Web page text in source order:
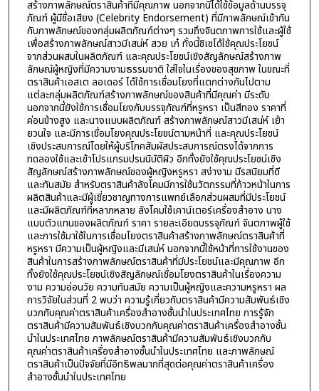
สร้างภาพลักษณ์ตราสินค้าที่มีคุณภาพ นอกจากนี้ได้ใช้ข้อมูลด้านบรรจุ
ภัณฑ์ ผู้มีชื่อเสียง (Celebrity Endorsement) ที่มีภาพลักษณ์เข้ากัน
กับภาพลักษณ์ของกลุ่มผลิตภัณฑ์ต่างๆ รวมถึงจินตภาพการใช้และผู้ใช้
เพื่อสร้างภาพลักษณ์สาวมีเสน่ห์ สวย เก๋ ทั้งนี้ชิเซโด้ใช้คุณประโยชน์
จากส่วนผสมในผลิตภัณฑ์ และคุณประโยชน์เชิงสัญลักษณ์สร้างภาพ
ลักษณ์ผู้หญิงที่มีความงามธรรมชาติ ใส่ใจในเรื่องของสุขภาพ ในขณะที่
ตราสินค้าเอสเต ลอเดอร์ ได้ใช้การเชื่อมโยงที่แตกต่างกันไปตาม
แต่ละกลุ่มผลิตภัณฑ์สร้างภาพลักษณ์ของสินค้าที่มีคุณค่า มีระดับ
นอกจากนี้ยังใช้การเชื่อมโยงกับบรรจุภัณฑ์ที่หรูหรา เป็นสีทอง ราคาที่
ค่อนข้างสูง และนางแบบผลิตภัณฑ์ สร้างภาพลักษณ์สาวมีเสน่ห์ เย้า
ยวนใจ และมีการเชื่อมโยงคุณประโยชน์ตามหน้าที่ และคุณประโยชน์
เชิงประสบการณ์โดยให้ผู้บริโภคสัมผัสประสบการณ์ตรงได้จากการ
ทดลองใช้และเข้าโปรแกรมปรนนิบัติผิว อีกทั้งยังใช้คุณประโยชน์เชิง
สัญลักษณ์สร้างภาพลักษณ์ของผู้หญิงหรูหรา สง่างาม มีรสนิยมที่ดี
และทันสมัย สำหรับตราสินค้าลังโคมมีการใช้นวัตกรรมที่ก้าวหน้าในการ
ผลิตสินค้าและมีผู้เชี่ยวชาญทางการแพทย์เลือกส่วนผสมที่มีประโยชน์
และมีผลิตภัณฑ์ที่หลากหลาย ลังโคมใช้เคาน์เตอร์เครื่องสำอาง นาง
แบบตัวแทนของผลิตภัณฑ์ ราคา รายละเอียดบรรจุภัณฑ์ จินตภาพผู้ใช้
และการใช้มาใช้ในการเชื่อมโยงตราสินค้าสร้างภาพลักษณ์ตราสินค้าที่
หรูหรา มีความเป็นผู้หญิงและมีเสน่ห์ นอกจากนี้ใช้หน้าที่การใช้งานของ
สินค้าในการสร้างภาพลักษณ์ตราสินค้าที่มีประโยชน์และมีคุณภาพ อีก
ทั้งยังใช้คุณประโยชน์เชิงสัญลักษณ์เชื่อมโยงตราสินค้าในเรื่องความ
งาม ความอ่อนวัย ความทันสมัย ความเป็นผู้หญิงและความหรูหรา ผล
การวิจัยในส่วนที่ 2 พบว่า ความรู้เกี่ยวกับตราสินค้ามีความสัมพันธ์เชิง
บวกกับคุณค่าตราสินค้าเครื่องสำอางชั้นนำในประเทศไทย การรู้จัก
ตราสินค้ามีความสัมพันธ์เชิงบวกกับคุณค่าตราสินค้าเครื่องสำอางชั้น
นำในประเทศไทย ภาพลักษณ์ตราสินค้ามีความสัมพันธ์เชิงบวกกับ
คุณค่าตราสินค้าเครื่องสำอางชั้นนำในประเทศไทย และภาพลักษณ์
ตราสินค้าเป็นปัจจัยที่มีอิทธิพลมากที่สุดต่อคุณค่าตราสินค้าเครื่อง
สำอางชั้นนำในประเทศไทย